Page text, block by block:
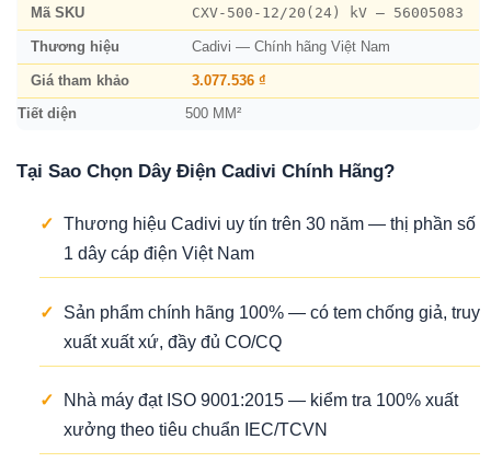
Mã SKU CXV-500-12/20(24) kV – 56005083
Thương hiệu Cadivi — Chính hãng Việt Nam
Giá tham khảo 3.077.536 ₫
Tiết diện 500 MM²
Tại Sao Chọn Dây Điện Cadivi Chính Hãng?
✓ Thương hiệu Cadivi uy tín trên 30 năm — thị phần số
1 dây cáp điện Việt Nam
✓
Sản phẩm chính hãng 100% — có tem chống giả, truy
xuất xuất xứ, đầy đủ CO/CQ
✓
Nhà máy đạt ISO 9001:2015 — kiểm tra 100% xuất
xưởng theo tiêu chuẩn IEC/TCVN